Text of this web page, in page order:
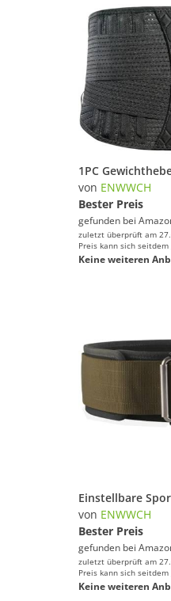
von ENWWCH
Bester Preis
gefunden bei
zuletzt überprüft am
Preis kann sich
Keine weiteren
von ENWWCH
Bester Preis
gefunden bei
zuletzt überprüft am
Preis kann sich
Keine weiteren